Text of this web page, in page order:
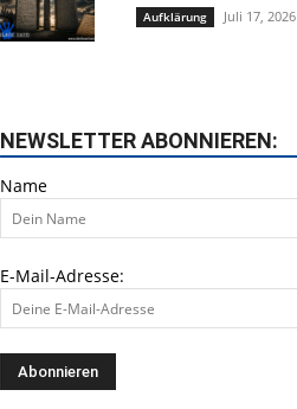
Aufklärung Juli 17, 2026
NEWSLETTER ABONNIEREN:
Name
E-Mail-Adresse: